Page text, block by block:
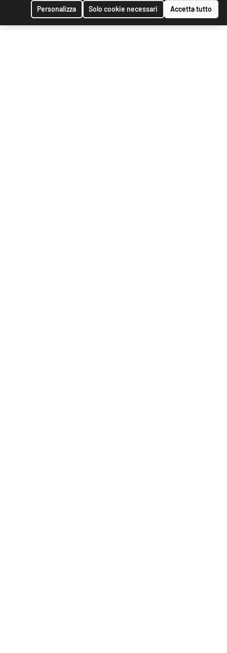
Personalizza Solo cookie necessari Accetta tutto